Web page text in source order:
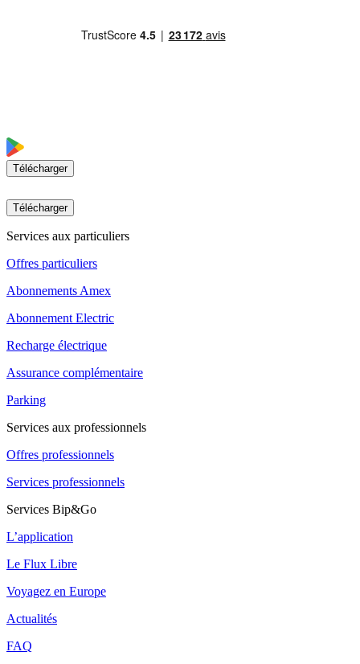
Télécharger
Télécharger
Services aux particuliers
Offres particuliers
Abonnements Amex
Abonnement Electric
Recharge électrique
Assurance complémentaire
Parking
Services aux professionnels
Offres professionnels
Services professionnels
Services Bip&Go
L’application
Le Flux Libre
Voyagez en Europe
Actualités
FAQ